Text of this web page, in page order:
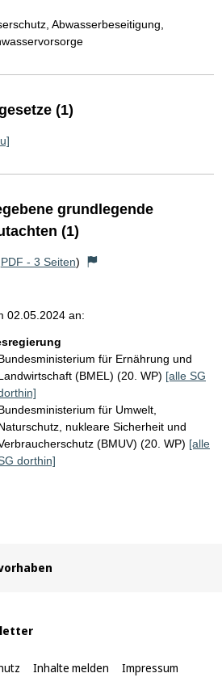
Abwasserbeseitigung,
(1)
grundlegende
(1)
PDF - 3 Seiten)
02.05.2024 an:
für Ernährung und
(BMEL) (20. WP) [alle SG
für Umwelt,
nukleare Sicherheit und
(BMUV) (20. WP) [alle
dorthin]
Inhalte melden Impressum